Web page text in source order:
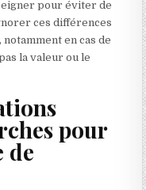
pour éviter de
ces différences
en cas de
la valeur ou le
pour
de